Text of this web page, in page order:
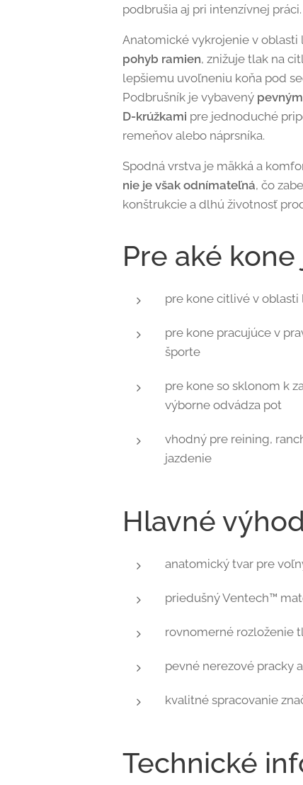
podbrušia aj pri intenzívnej práci.
Anatomické vykrojenie v
pohyb ramien, znižuje tlak na
lepšiemu uvoľneniu koňa pod
Podbrušník je vybavený
D-krúžkami pre jednoduché
remeňov alebo náprsníka.
Spodná vrstva je mäkká a
nie je však odnímateľná, čo
konštrukcie a dlhú životnosť
Pre aké
pre kone citlivé v oblasti
pre kone pracujúce v
športe
pre kone so sklonom k
výborne odvádza pot
vhodný pre reining,
jazdenie
Hlavné
anatomický tvar pre
priedušný Ventech™
rovnomerné rozloženie
pevné nerezové pracky
kvalitné spracovanie
Technické